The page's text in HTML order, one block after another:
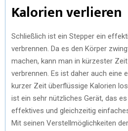
Kalorien verlieren
Schließlich ist ein Stepper ein
verbrennen. Da es den Körper
machen, kann man in kürzester
verbrennen. Es ist daher auch eine
kurzer Zeit überflüssige Kalorien
ist ein sehr nützliches Gerät, das
effektives und gleichzeitig
Mit seinen Verstellmöglichkeiten